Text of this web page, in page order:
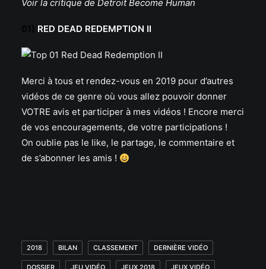
Voir la critique de Detroit Become Human
01) RED DEAD REDEMPTION II
Merci à tous et rendez-vous en 2019 pour d’autres
vidéos de ce genre où vous allez pouvoir donner
VOTRE avis et participer à mes vidéos ! Encore merci
de vos encouragements, de votre participations !
On oublie pas le like, le partage, le commentaire et
de s’abonner les amis !
2018 BILAN CLASSEMENT DERNIÈRE VIDÉO
DOSSIER JEU VIDÉO JEUX 2018 JEUX VIDÉO